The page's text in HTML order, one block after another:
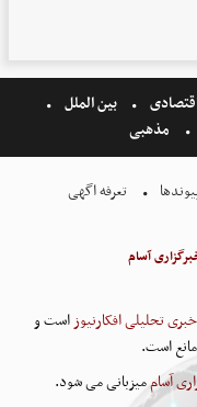
بین الملل
مذهبی
تعرفه اگهی
آسام
خبری تحلیلی افکارنیوزاست و
است.
آساممیزبانی می شود.